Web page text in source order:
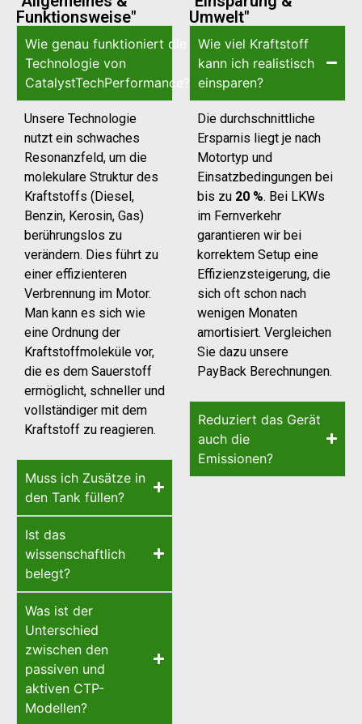
Funktionsweise"
Wie genau funktioniert die
Technologie von
CatalystTechPerformance?
Unsere Technologie
nutzt ein schwaches
Resonanzfeld, um die
molekulare Struktur des
Kraftstoffs (Diesel,
Benzin, Kerosin, Gas)
berührungslos zu
verändern. Dies führt zu
einer effizienteren
Verbrennung im Motor.
Man kann es sich wie
eine Ordnung der
Kraftstoffmoleküle vor,
die es dem Sauerstoff
ermöglicht, schneller und
vollständiger mit dem
Kraftstoff zu reagieren.
Muss ich Zusätze in
den Tank füllen?
Ist das
wissenschaftlich
belegt?
Was ist der
Unterschied
zwischen den
passiven und
aktiven CTP-
Modellen?
Umwelt"
Wie viel Kraftstoff
kann ich realistisch
einsparen?
Die durchschnittliche
Ersparnis liegt je nach
Motortyp und
Einsatzbedingungen bei
bis zu 20 %. Bei LKWs
im Fernverkehr
garantieren wir bei
korrektem Setup eine
Effizienzsteigerung, die
sich oft schon nach
wenigen Monaten
amortisiert. Vergleichen
Sie dazu unsere
PayBack Berechnungen.
Reduziert das Gerät
auch die
Emissionen?